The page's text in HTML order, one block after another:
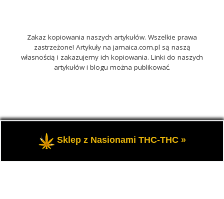
Zakaz kopiowania naszych artykułów. Wszelkie prawa
zastrzeżone! Artykuły na jamaica.com.pl są naszą
własnością i zakazujemy ich kopiowania. Linki do naszych
artykułów i blogu można publikować.
© 2026 Jamaica.com.pl– Wszelkie prawa zastrzeżone
Portal o marihuanie THC i roślinach konopi CBD.
Sklep z Nasionami THC-THC »